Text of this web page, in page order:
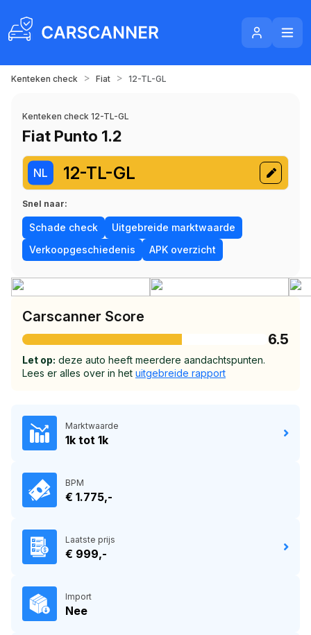
Kenteken check > Fiat > 12-TL-GL
Kenteken check 12-TL-GL
Fiat Punto 1.2
NL 12-TL-GL
Snel naar:
Schade check
Uitgebreide marktwaarde
Verkoopgeschiedenis
APK overzicht
Carscanner Score
6.5
Let op: deze auto heeft meerdere aandachtspunten.
Lees er alles over in het uitgebreide rapport
Marktwaarde
1k tot 1k
BPM
€ 1.775,-
Laatste prijs
€ 999,-
Import
Nee